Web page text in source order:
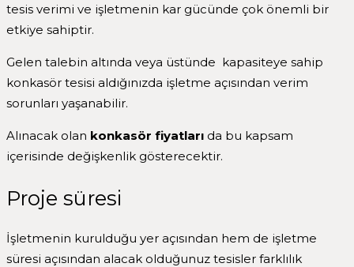
tesis verimi ve işletmenin kar gücünde çok önemli bir
etkiye sahiptir.
Gelen talebin altında veya üstünde kapasiteye sahip
konkasör tesisi aldığınızda işletme açısından verim
sorunları yaşanabilir.
Alınacak olan konkasör fiyatları da bu kapsam
içerisinde değişkenlik gösterecektir.
Proje süresi
İşletmenin kurulduğu yer açısından hem de işletme
süresi açısından alacak olduğunuz tesisler farklılık